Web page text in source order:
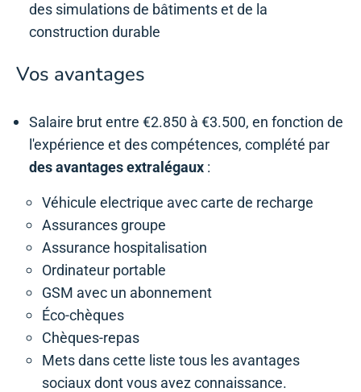
des simulations de bâtiments et de la
construction durable
Vos avantages
Salaire brut entre €2.850 à €3.500, en fonction de
l'expérience et des compétences, complété par
des avantages extralégaux :
Véhicule electrique avec carte de recharge
Assurances groupe
Assurance hospitalisation
Ordinateur portable
GSM avec un abonnement
Éco-chèques
Chèques-repas
Mets dans cette liste tous les avantages
sociaux dont vous avez connaissance.